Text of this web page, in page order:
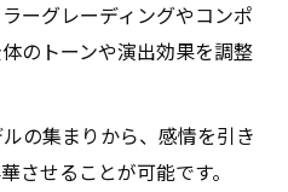
ーグレーディングやコンポ
のトーンや演出効果を調整
の集まりから、感情を引き
させることが可能です。